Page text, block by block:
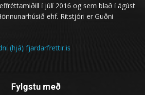
í júlí 2016 og sem blað í ágúst
ehf. Ritstjóri er Guðni
(hjá) fjardarfrettir.is
Fylgstu með